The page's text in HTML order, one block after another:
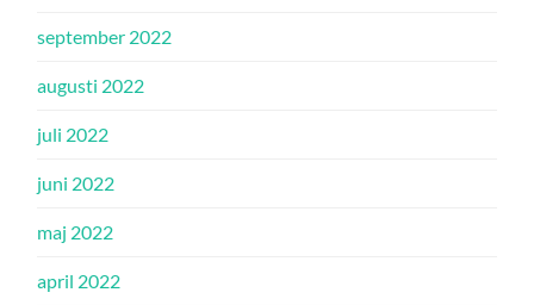
september 2022
augusti 2022
juli 2022
juni 2022
maj 2022
april 2022